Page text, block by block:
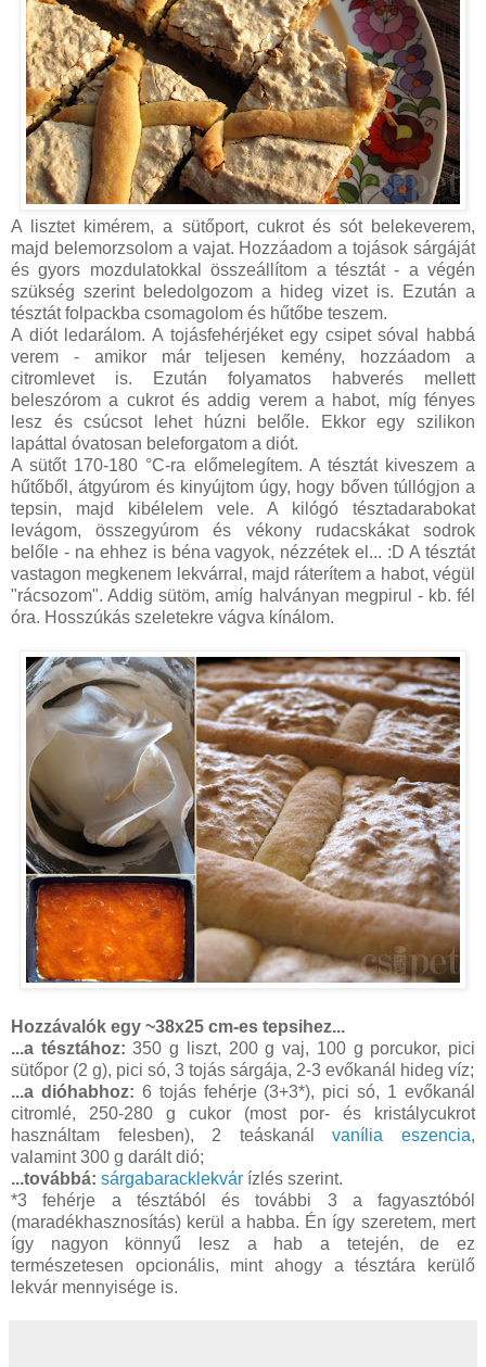
A lisztet kimérem, a sütőport, cukrot és sót belekeverem,
majd belemorzsolom a vajat. Hozzáadom a tojások sárgáját
és gyors mozdulatokkal összeállítom a tésztát - a végén
szükség szerint beledolgozom a hideg vizet is. Ezután a
tésztát folpackba csomagolom és hűtőbe teszem.
A diót ledarálom. A tojásfehérjéket egy csipet sóval habbá
verem - amikor már teljesen kemény, hozzáadom a
citromlevet is. Ezután folyamatos habverés mellett
beleszórom a cukrot és addig verem a habot, míg fényes
lesz és csúcsot lehet húzni belőle. Ekkor egy szilikon
lapáttal óvatosan beleforgatom a diót.
A sütőt 170-180 °C-ra előmelegítem. A tésztát kiveszem a
hűtőből, átgyúrom és kinyújtom úgy, hogy bőven túllógjon a
tepsin, majd kibélelem vele. A kilógó tésztadarabokat
levágom, összegyúrom és vékony rudacskákat sodrok
belőle - na ehhez is béna vagyok, nézzétek el... :D A tésztát
vastagon megkenem lekvárral, majd ráterítem a habot, végül
"rácsozom". Addig sütöm, amíg halványan megpirul - kb. fél
óra. Hosszúkás szeletekre vágva kínálom.
Hozzávalók egy ~38x25 cm-es tepsihez...
...a tésztához: 350 g liszt, 200 g vaj, 100 g porcukor, pici
sütőpor (2 g), pici só, 3 tojás sárgája, 2-3 evőkanál hideg víz;
...a dióhabhoz: 6 tojás fehérje (3+3*), pici só, 1 evőkanál
citromlé, 250-280 g cukor (most por- és kristálycukrot
használtam felesben), 2 teáskanálvanília eszencia,
valamint 300 g darált dió;
...továbbá: sárgabaracklekvár ízlés szerint.
*3 fehérje a tésztából és további 3 a fagyasztóból
(maradékhasznosítás) kerül a habba. Én így szeretem, mert
így nagyon könnyű lesz a hab a tetején, de ez
természetesen opcionális, mint ahogy a tésztára kerülő
lekvár mennyisége is.